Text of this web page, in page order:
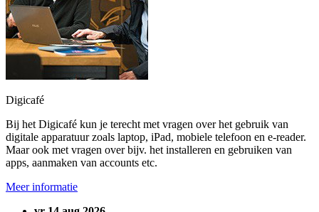
Digicafé
Bij het Digicafé kun je terecht met vragen over het gebruik van
digitale apparatuur zoals laptop, iPad, mobiele telefoon en e-reader.
Maar ook met vragen over bijv. het installeren en gebruiken van
apps, aanmaken van accounts etc.
Meer informatie